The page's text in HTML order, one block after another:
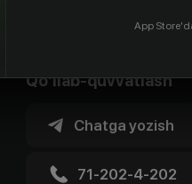
Qo'llab-quvvatlash
Chatga yozish
71-202-4-202
App